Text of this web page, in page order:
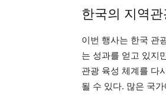
한국의 지역
이번 행사는 한국 관
는 성과를 얻고 있지
관광 육성 체계를 다
될 수 있다. 많은 국